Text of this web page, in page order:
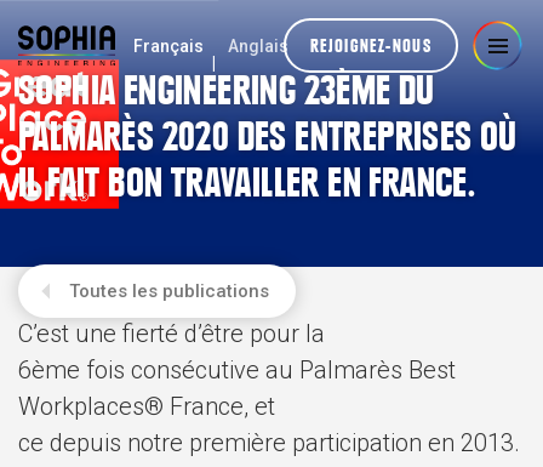
Français Anglais REJOIGNEZ-NOUS
SOPHIA ENGINEERING 23ÈME DU
PALMARÈS 2020 DES ENTREPRISES OÙ
IL FAIT BON TRAVAILLER EN FRANCE.
Toutes les publications
C’est une fierté d’être pour la
6ème fois consécutive au Palmarès Best
Workplaces® France, et
ce depuis notre première participation en 2013.